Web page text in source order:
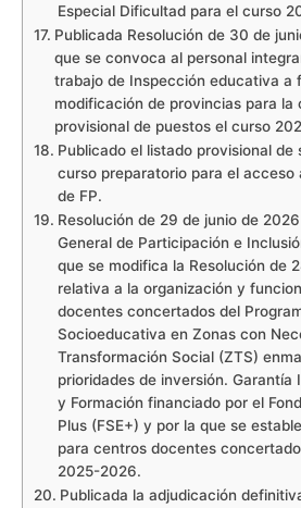
Especial Dificultad para el curso
Publicada Resolución de 30 de
que se convoca al personal
trabajo de Inspección educativa a
modificación de provincias para la
provisional de puestos el curso
Publicado el listado provisional de
curso preparatorio para el
de FP.
Resolución de 29 de junio de
General de Participación e
que se modifica la Resolución de
relativa a la organización y
docentes concertados del
Socioeducativa en Zonas con
Transformación Social (ZTS)
prioridades de inversión. Garantía
y Formación financiado por el
Plus (FSE+) y por la que se
para centros docentes
2025-2026.
Publicada la adjudicación